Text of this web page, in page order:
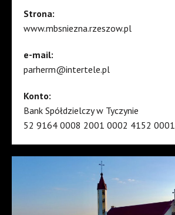
Strona:
www.mbsniezna.rzeszow.pl
e-mail:
parherm@intertele.pl
Konto:
Bank Spółdzielczy w Tyczynie
52 9164 0008 2001 0002 4152 0001